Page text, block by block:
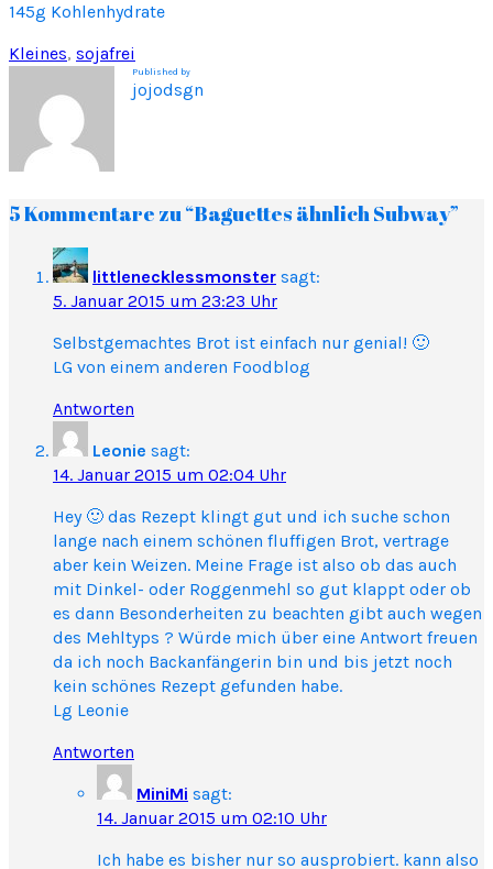
145g Kohlenhydrate
Kleines, sojafrei
Published by
jojodsgn
5 Kommentare zu “Baguettes ähnlich Subway”
littlenecklessmonster sagt:
5. Januar 2015 um 23:23 Uhr
Selbstgemachtes Brot ist einfach nur genial! 🙂
LG von einem anderen Foodblog
Antworten
Leonie sagt:
14. Januar 2015 um 02:04 Uhr
Hey 🙂 das Rezept klingt gut und ich suche schon
lange nach einem schönen fluffigen Brot, vertrage
aber kein Weizen. Meine Frage ist also ob das auch
mit Dinkel- oder Roggenmehl so gut klappt oder ob
es dann Besonderheiten zu beachten gibt auch wegen
des Mehltyps ? Würde mich über eine Antwort freuen
da ich noch Backanfängerin bin und bis jetzt noch
kein schönes Rezept gefunden habe.
Lg Leonie
Antworten
MiniMi sagt:
14. Januar 2015 um 02:10 Uhr
Ich habe es bisher nur so ausprobiert. kann also